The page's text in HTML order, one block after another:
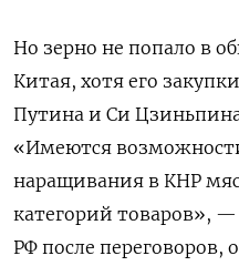
Но зерно не попало в
Китая, хотя его
Путина и Си
«Имеются
наращивания в КНР
категорий товаров»,
РФ после переговоров,